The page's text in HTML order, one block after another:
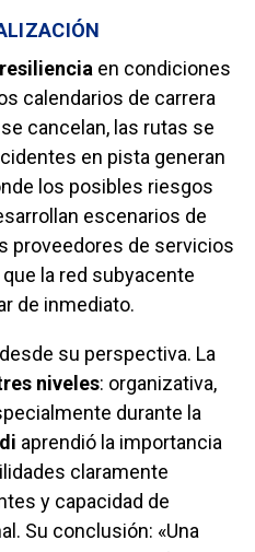
resiliencia en condiciones
calendarios de carrera
cancelan, las rutas se
en pista generan
los posibles riesgos
escenarios de
proveedores de servicios
la red subyacente
de inmediato.
su perspectiva. La
niveles: organizativa,
durante la
aprendió la importancia
claramente
y capacidad de
Su conclusión: «Una